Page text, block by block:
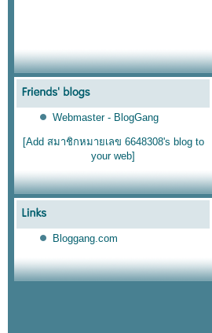
Webmaster - BlogGang
[Add สมาชิกหมายเลข 6648308's blog to
your web]
Bloggang.com